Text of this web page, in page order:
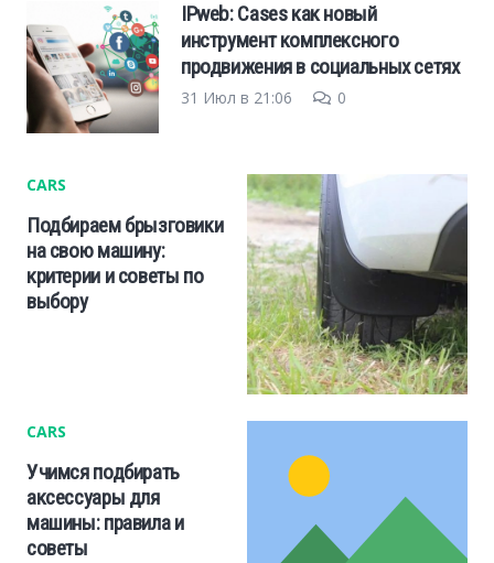
IPweb: Cases как новый
инструмент комплексного
продвижения в социальных сетях
31 Июл в 21:06 0
CARS
Подбираем брызговики
на свою машину:
критерии и советы по
выбору
CARS
Учимся подбирать
аксессуары для
машины: правила и
советы